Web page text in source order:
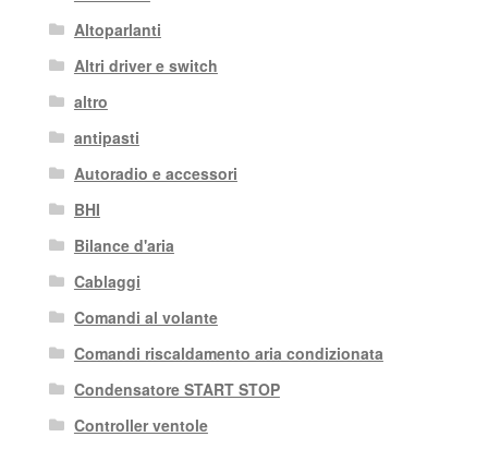
Altoparlanti
Altri driver e switch
altro
antipasti
Autoradio e accessori
BHI
Bilance d'aria
Cablaggi
Comandi al volante
Comandi riscaldamento aria condizionata
Condensatore START STOP
Controller ventole